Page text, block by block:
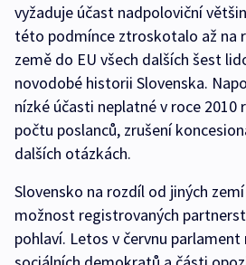
vyžaduje účast nadpoloviční
této podmínce ztroskotalo až na
země do EU všech dalších šest
novodobé historii Slovenska.
nízké účasti neplatné v roce 2010
počtu poslanců, zrušení
dalších otázkách.
Slovensko na rozdíl od jiných
možnost registrovaných
pohlaví. Letos v červnu parlament